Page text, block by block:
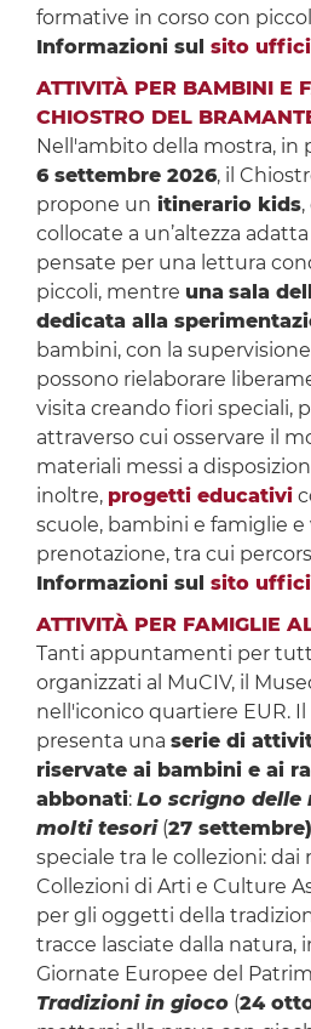
formative in corso con
Informazioni sul sito
ATTIVITÀ PER BAMBINI E
CHIOSTRO DEL
Nell'ambito della mostra, in
6 settembre 2026, il
propone un itinerario kids,
collocate a un’altezza
pensate per una lettura
piccoli, mentre una sala
dedicata alla
bambini, con la
possono rielaborare
visita creando fiori speciali,
attraverso cui osservare il
materiali messi a
inoltre, progetti educativi
scuole, bambini e famiglie
prenotazione, tra cui
Informazioni sul sito
ATTIVITÀ PER FAMIGLIE
Tanti appuntamenti per
organizzati al MuCIV, il
nell'iconico quartiere EUR.
presenta una serie di
riservate ai bambini e ai
abbonati: Lo scrigno delle
molti tesori(27 settembre)
speciale tra le collezioni: dai
Collezioni di Arti e Culture
per gli oggetti della
tracce lasciate dalla natura,
Giornate Europee del
Tradizioni in gioco(24